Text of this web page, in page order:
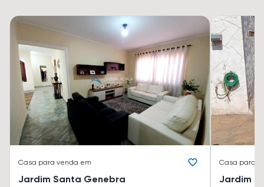
Casa para venda em
Jardim Santa Genebra
Casa para
Jardim